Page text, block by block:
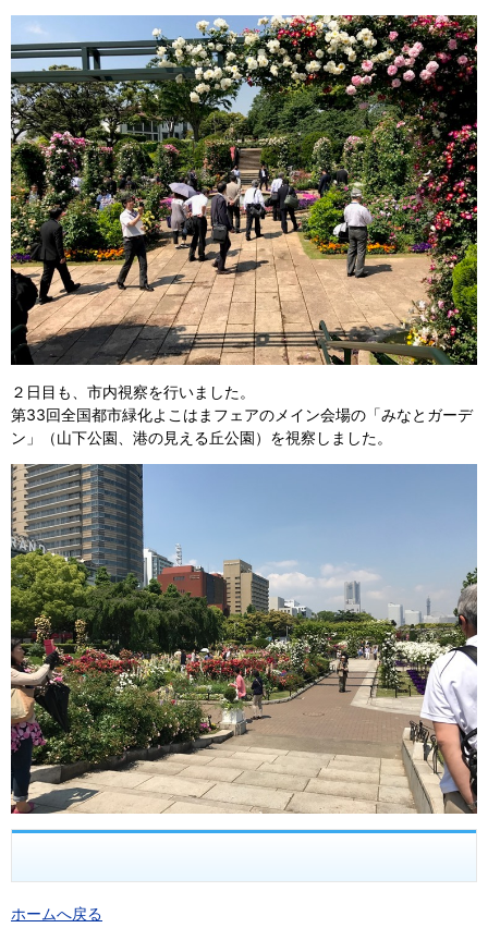
２日目も、市内視察を行いました。
第33回全国都市緑化よこはまフェアのメイン会場の「みなとガーデ
ン」（山下公園、港の見える丘公園）を視察しました。
ホームへ戻る